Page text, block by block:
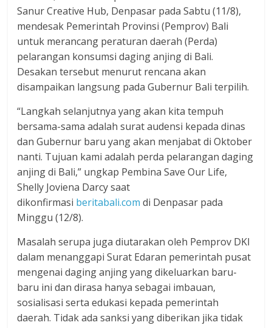
Sanur Creative Hub, Denpasar pada Sabtu (11/8),
mendesak Pemerintah Provinsi (Pemprov) Bali
untuk merancang peraturan daerah (Perda)
pelarangan konsumsi daging anjing di Bali.
Desakan tersebut menurut rencana akan
disampaikan langsung pada Gubernur Bali terpilih.
“Langkah selanjutnya yang akan kita tempuh
bersama-sama adalah surat audensi kepada dinas
dan Gubernur baru yang akan menjabat di Oktober
nanti. Tujuan kami adalah perda pelarangan daging
anjing di Bali,” ungkap Pembina Save Our Life,
Shelly Joviena Darcy saat
dikonfirmasi beritabali.com di Denpasar pada
Minggu (12/8).
Masalah serupa juga diutarakan oleh Pemprov DKI
dalam menanggapi Surat Edaran pemerintah pusat
mengenai daging anjing yang dikeluarkan baru-
baru ini dan dirasa hanya sebagai imbauan,
sosialisasi serta edukasi kepada pemerintah
daerah. Tidak ada sanksi yang diberikan jika tidak